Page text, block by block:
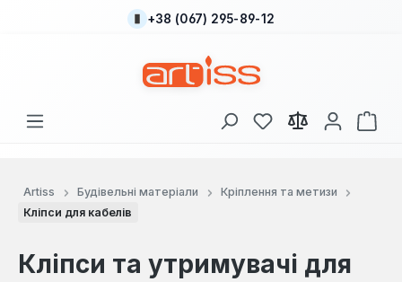
Перейти до основного вмісту
+38 (067) 295-89-12
У вас є 0 у списку
Artiss Будівельні матеріали
Кріплення та метизи
Кліпси для кабелів
Кліпси та утримувачі для